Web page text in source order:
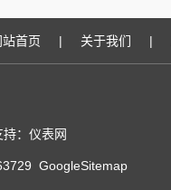
站首页 | 关于我们 |
： 仪表网
GoogleSitemap